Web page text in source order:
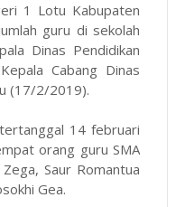
1 Lotu Kabupaten
guru di sekolah
Dinas Pendidikan
Cabang Dinas
(17/2/2019).
14 februari
orang guru SMA
Saur Romantua
Gea.